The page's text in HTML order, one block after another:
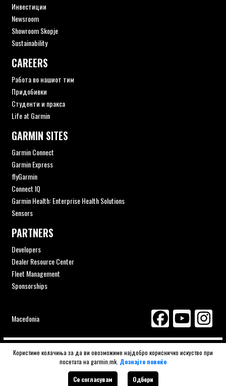
Инвестиции
Newsroom
Showroom Skopje
Sustainability
CAREERS
Работа во нашиот тим
Придобивки
Студенти и пракса
Life at Garmin
GARMIN SITES
Garmin Connect
Garmin Express
flyGarmin
Connect IQ
Garmin Health: Enterprise Health Solutions
Sensors
PARTNERS
Developers
Dealer Resource Center
Fleet Management
Sponsorships
Macedonia
© 2026 Navigator ITS | Gizzo Consulting authorised distributor
GARMIN Macedonia.
Developed by
Користиме колачиња за да ви овозможиме најдобро корисничко искуство при
посетата на garmin.mk. Дознајте повеќе
Се согласувам Одбери